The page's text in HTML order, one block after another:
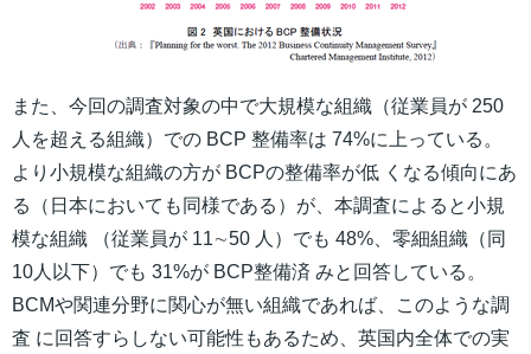
また、今回の調査対象の中で大規模な組織（従業員が 250
人を超える組織）での BCP 整備率は 74%に上っている。
より小規模な組織の方が BCPの整備率が低 くなる傾向にあ
る（日本においても同様である）が、本調査によると小規
模な組織 （従業員が 11∼50 人）でも 48%、零細組織（同
10人以下）でも 31%が BCP整備済 みと回答している。
BCMや関連分野に関心が無い組織であれば、このような調
査 に回答すらしない可能性もあるため、英国内全体での実